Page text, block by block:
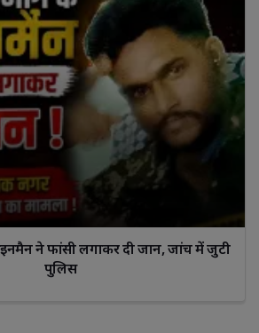
ने फांसी लगाकर दी जान, जांच में जुटी
पुलिस